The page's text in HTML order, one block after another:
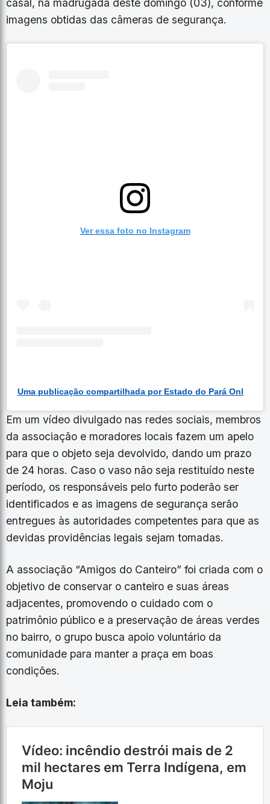
casal, na madrugada deste domingo (03), conforme
imagens obtidas das câmeras de segurança.
Ver essa foto no Instagram
Em um vídeo divulgado nas redes sociais, membros
da associação e moradores locais fazem um apelo
para que o objeto seja devolvido, dando um prazo
de 24 horas. Caso o vaso não seja restituído neste
período, os responsáveis pelo furto poderão ser
identificados e as imagens de segurança serão
entregues às autoridades competentes para que as
devidas providências legais sejam tomadas.
A associação “Amigos do Canteiro” foi criada com o
objetivo de conservar o canteiro e suas áreas
adjacentes, promovendo o cuidado com o
patrimônio público e a preservação de áreas verdes
no bairro, o grupo busca apoio voluntário da
comunidade para manter a praça em boas
condições.
Leia também: